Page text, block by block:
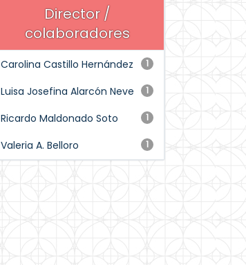
Director /
colaboradores
1
Carolina Castillo Hernández
1
Luisa Josefina Alarcón Neve
1
Ricardo Maldonado Soto
1
Valeria A. Belloro